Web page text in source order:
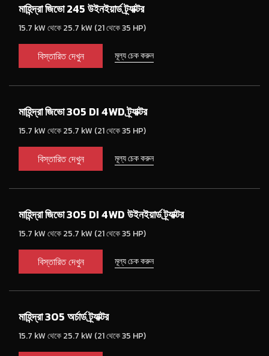
মাহিন্দ্রা জিভো 245 উইনইয়ার্ড ট্র্যাক্টর
15.7 kW থেকে 25.7 kW (21 থেকে 35 HP)
বিস্তারিত দেখুন মূল্য চেক করুন
মাহিন্দ্রা জিভো 305 DI 4WD ট্র্যাক্টর
15.7 kW থেকে 25.7 kW (21 থেকে 35 HP)
বিস্তারিত দেখুন মূল্য চেক করুন
মাহিন্দ্রা জিভো 305 DI 4WD উইনইয়ার্ড ট্র্যাক্টর
15.7 kW থেকে 25.7 kW (21 থেকে 35 HP)
বিস্তারিত দেখুন মূল্য চেক করুন
মাহিন্দ্রা 305 অর্চার্ড ট্র্যাক্টর
15.7 kW থেকে 25.7 kW (21 থেকে 35 HP)